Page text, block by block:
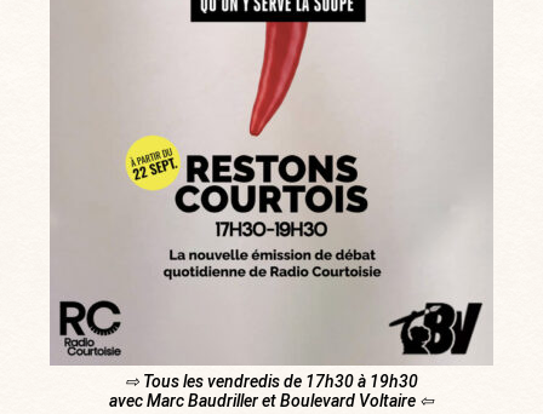
⇨ Tous les vendredis de 17h30 à 19h30
avec Marc Baudriller et Boulevard Voltaire ⇦